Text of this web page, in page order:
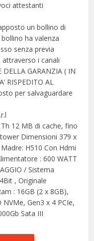
attestanti
un bollino di
ha valenza
senza previa
i canali
GARANZIA ( IN
RISPEDITO AL
per salvaguardare
12 MB di cache, fino
Dimensioni 379 x
H510 Con Hdmi
: 600 WATT
/ Sistema
, Originale
: 16GB (2 x 8GB),
Gen3 x 4 PCIe,
Sata III